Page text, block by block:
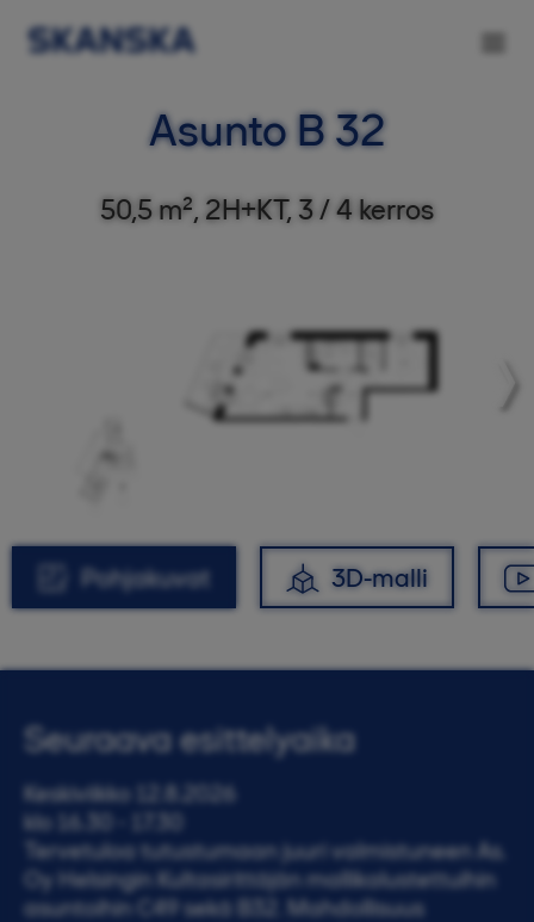
Asunto B 32
50,5 m², 2H+KT, 3 / 4 kerros
Pohjakuvat 3D-malli
Seuraava esittelyaika
Keskiviikko 12.8.2026
klo 16.30 - 17.30
Tervetuloa tutustumaan juuri valmistuneen As.
Oy Helsingin Kultasirittäjän mallikalustettuihin
asuntoihin C49 sekä B32. Mahdollisuus